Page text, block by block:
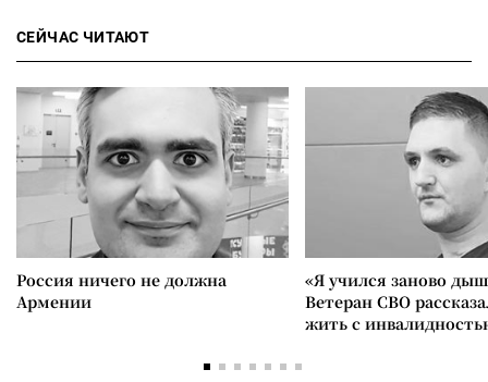
СЕЙЧАС ЧИТАЮТ
Россия ничего не должна
Армении
«Я учился заново
Ветеран СВО
жить с